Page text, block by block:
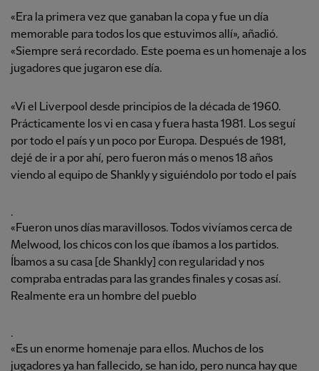
«Era la primera vez que ganaban la copa y fue un día
memorable para todos los que estuvimos allí», añadió.
«Siempre será recordado. Este poema es un homenaje a los
jugadores que jugaron ese día.
«Vi el Liverpool desde principios de la década de 1960.
Prácticamente los vi en casa y fuera hasta 1981. Los seguí
por todo el país y un poco por Europa. Después de 1981,
dejé de ir a por ahí, pero fueron más o menos 18 años
viendo al equipo de Shankly y siguiéndolo por todo el país
.
«Fueron unos días maravillosos. Todos vivíamos cerca de
Melwood, los chicos con los que íbamos a los partidos.
Íbamos a su casa [de Shankly] con regularidad y nos
compraba entradas para las grandes finales y cosas así.
Realmente era un hombre del pueblo
.
«Es un enorme homenaje para ellos. Muchos de los
jugadores ya han fallecido, se han ido, pero nunca hay que